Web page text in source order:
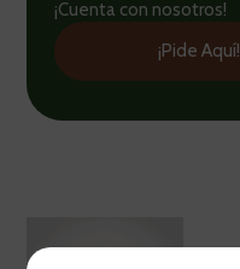
¡Cuenta con nosotros!
¡Pide Aquí!